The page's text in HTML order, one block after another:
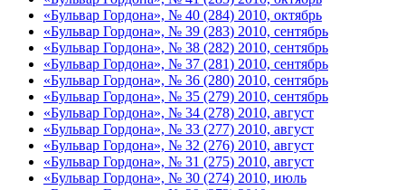
«Бульвар Гордона», № 40 (284) 2010, октябрь
«Бульвар Гордона», № 39 (283) 2010, сентябрь
«Бульвар Гордона», № 38 (282) 2010, сентябрь
«Бульвар Гордона», № 37 (281) 2010, сентябрь
«Бульвар Гордона», № 36 (280) 2010, сентябрь
«Бульвар Гордона», № 35 (279) 2010, сентябрь
«Бульвар Гордона», № 34 (278) 2010, август
«Бульвар Гордона», № 33 (277) 2010, август
«Бульвар Гордона», № 32 (276) 2010, август
«Бульвар Гордона», № 31 (275) 2010, август
«Бульвар Гордона», № 30 (274) 2010, июль